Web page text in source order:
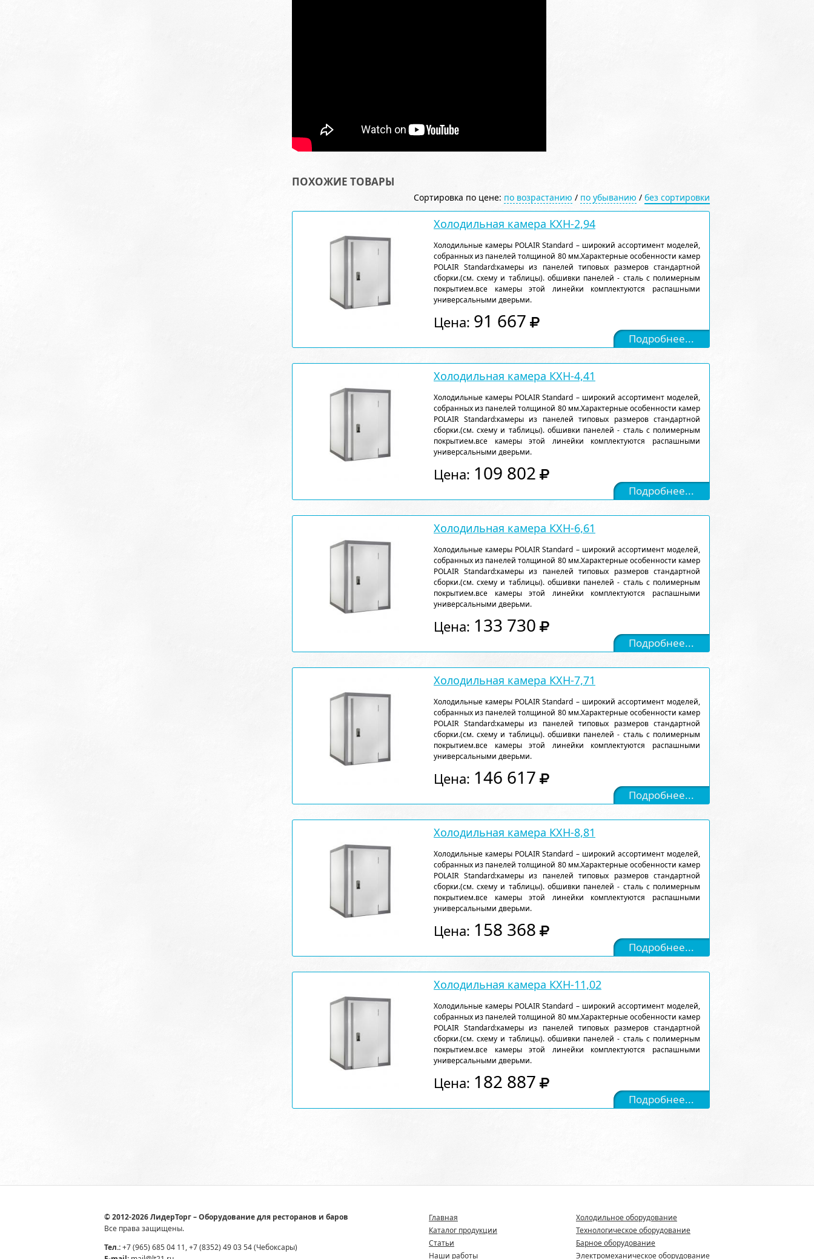
ПОХОЖИЕ ТОВАРЫ
Сортировка по цене: по возрастанию / по убыванию / без сортировки
Холодильная камера КХН-2,94
Холодильные камеры POLAIR Standard – широкий ассортимент моделей,
собранных из панелей толщиной 80 мм.Характерные особенности камер
POLAIR Standard:камеры из панелей типовых размеров стандартной
сборки.(см. схему и таблицы). обшивки панелей - сталь с полимерным
покрытием.все камеры этой линейки комплектуются распашными
универсальными дверьми.
Цена: 91 667
Подробнее...
Холодильная камера КХН-4,41
Холодильные камеры POLAIR Standard – широкий ассортимент моделей,
собранных из панелей толщиной 80 мм.Характерные особенности камер
POLAIR Standard:камеры из панелей типовых размеров стандартной
сборки.(см. схему и таблицы). обшивки панелей - сталь с полимерным
покрытием.все камеры этой линейки комплектуются распашными
универсальными дверьми.
Цена: 109 802
Подробнее...
Холодильная камера КХН-6,61
Холодильные камеры POLAIR Standard – широкий ассортимент моделей,
собранных из панелей толщиной 80 мм.Характерные особенности камер
POLAIR Standard:камеры из панелей типовых размеров стандартной
сборки.(см. схему и таблицы). обшивки панелей - сталь с полимерным
покрытием.все камеры этой линейки комплектуются распашными
универсальными дверьми.
Цена: 133 730
Подробнее...
Холодильная камера КХН-7,71
Холодильные камеры POLAIR Standard – широкий ассортимент моделей,
собранных из панелей толщиной 80 мм.Характерные особенности камер
POLAIR Standard:камеры из панелей типовых размеров стандартной
сборки.(см. схему и таблицы). обшивки панелей - сталь с полимерным
покрытием.все камеры этой линейки комплектуются распашными
универсальными дверьми.
Цена: 146 617
Подробнее...
Холодильная камера КХН-8,81
Холодильные камеры POLAIR Standard – широкий ассортимент моделей,
собранных из панелей толщиной 80 мм.Характерные особенности камер
POLAIR Standard:камеры из панелей типовых размеров стандартной
сборки.(см. схему и таблицы). обшивки панелей - сталь с полимерным
покрытием.все камеры этой линейки комплектуются распашными
универсальными дверьми.
Цена: 158 368
Подробнее...
Холодильная камера КХН-11,02
Холодильные камеры POLAIR Standard – широкий ассортимент моделей,
собранных из панелей толщиной 80 мм.Характерные особенности камер
POLAIR Standard:камеры из панелей типовых размеров стандартной
сборки.(см. схему и таблицы). обшивки панелей - сталь с полимерным
покрытием.все камеры этой линейки комплектуются распашными
универсальными дверьми.
Цена: 182 887
Подробнее...
© 2012-2026 ЛидерТорг – Оборудование для ресторанов и баров
Все права защищены.
Тел.:+7 (965) 685 04 11, +7 (8352) 49 03 54 (Чебоксары)
Главная
Каталог продукции
Статьи
Наши работы
Холодильное оборудование
Технологическое оборудование
Барное оборудование
Электромеханическое оборудование